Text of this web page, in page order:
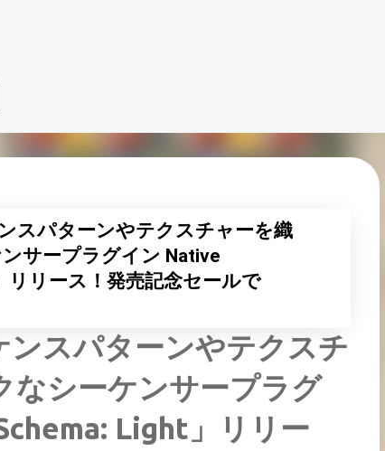
スパターンやテクスチャーを織
サープラグイン Native
リリース！発売記念セールで
スパターンやテクスチ
なシーケンサープラグ
Light」リリー